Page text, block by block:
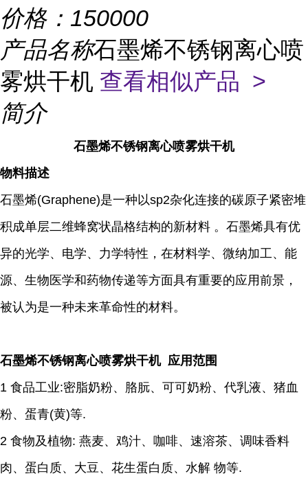
价格： 150000
产品名称石墨烯不锈钢离心喷
雾烘干机 查看相似产品 >
简介
石墨烯不锈钢离心喷雾烘干机
物料描述
石墨烯(Graphene)是一种以sp2杂化连接的碳原子紧密堆
积成单层二维蜂窝状晶格结构的新材料 。石墨烯具有优
异的光学、电学、力学特性，在材料学、微纳加工、能
源、生物医学和药物传递等方面具有重要的应用前景，
被认为是一种未来革命性的材料。
石墨烯不锈钢离心喷雾烘干机 应用范围
1 食品工业:密脂奶粉、胳朊、可可奶粉、代乳液、猪血
粉、蛋青(黄)等.
2 食物及植物: 燕麦、鸡汁、咖啡、速溶茶、调味香料
肉、蛋白质、大豆、花生蛋白质、水解 物等.